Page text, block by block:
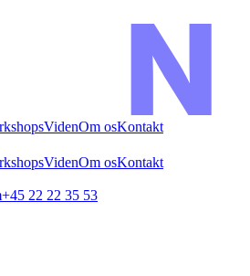
VidenOm osKontakt
VidenOm osKontakt
+45 22 22 35 53